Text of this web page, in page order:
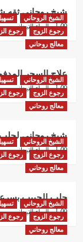
شيخ روحاني ثقه
أبو البراء التيجاني
الشيخ الروحاني
رجوع الزوج
رجوع
معالج روحاني
علاج السحر
أبو البراء التيجاني
الشيخ الروحاني
رجوع الزوج
رجوع
معالج روحاني
شيخ روحاني
أبو البراء التيجاني
الشيخ الروحاني
رجوع الزوج
رجوع
معالج روحاني
جلب الحبيب
أبو البراء التيجاني
الشيخ الروحاني
رجوع الزوج
رجوع
معالج روحاني